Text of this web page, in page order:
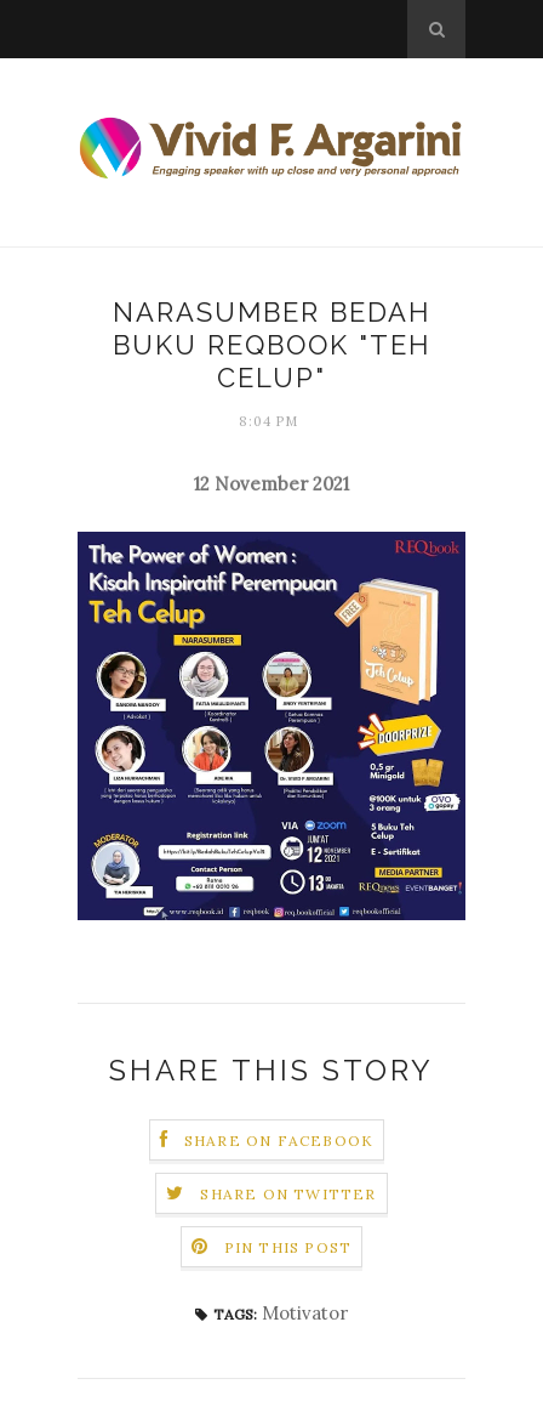
NARASUMBER BEDAH
BUKU REQBOOK "TEH
CELUP"
8:04 PM
12 November 2021
SHARE THIS STORY
SHARE ON FACEBOOK
SHARE ON TWITTER
PIN THIS POST
TAGS: Motivator